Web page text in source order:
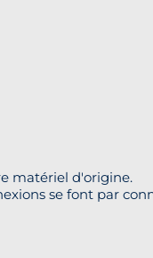
matériel d'origine.
se font par